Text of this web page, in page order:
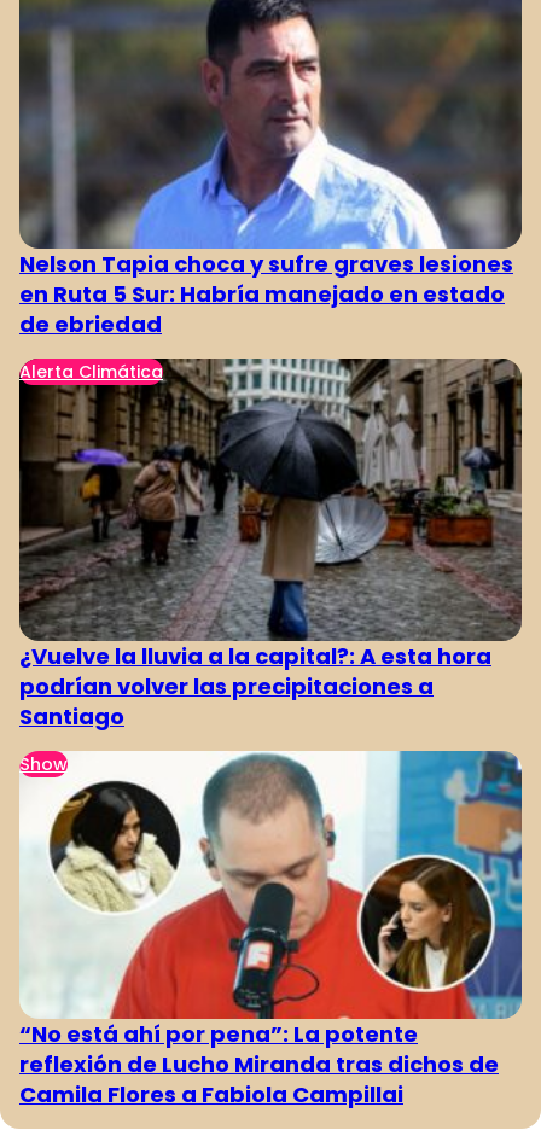
Nelson Tapia choca y sufre graves lesiones
en Ruta 5 Sur: Habría manejado en estado
de ebriedad
Alerta Climática
¿Vuelve la lluvia a la capital?: A esta hora
podrían volver las precipitaciones a
Santiago
Show
“No está ahí por pena”: La potente
reflexión de Lucho Miranda tras dichos de
Camila Flores a Fabiola Campillai